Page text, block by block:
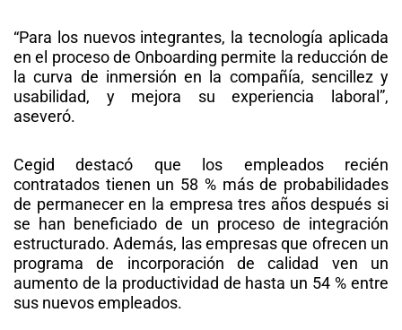
“Para los nuevos integrantes, la tecnología aplicada
en el proceso de Onboarding permite la reducción de
la curva de inmersión en la compañía, sencillez y
usabilidad, y mejora su experiencia laboral”,
aseveró.
Cegid destacó que los empleados recién
contratados tienen un 58 % más de probabilidades
de permanecer en la empresa tres años después si
se han beneficiado de un proceso de integración
estructurado. Además, las empresas que ofrecen un
programa de incorporación de calidad ven un
aumento de la productividad de hasta un 54 % entre
sus nuevos empleados.